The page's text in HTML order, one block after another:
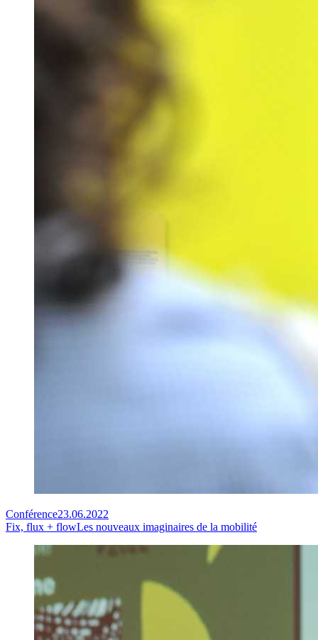
Conférence23.06.2022
Fix, flux + flowLes nouveaux imaginaires de la mobilité